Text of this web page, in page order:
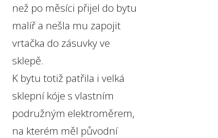
než po měsíci přijel do bytu
malíř a nešla mu zapojit
vrtačka do zásuvky ve
sklepě.
K bytu totiž patřila i velká
sklepní kóje s vlastním
podružným elektroměrem,
na kterém měl původní